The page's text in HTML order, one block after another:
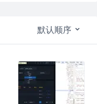
默认顺序